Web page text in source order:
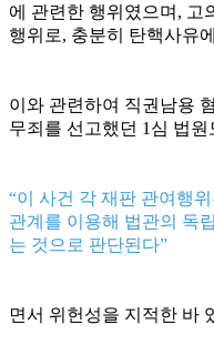
에 관련한 행위였으며, 고
행위로, 충분히 탄핵사유
이와 관련하여 직권남용
무죄를 선고했던 1심 법원
“이 사건 각 재판 관여행
관계를 이용해 법관의 독
는 것으로 판단된다”
면서 위헌성을 지적한 바